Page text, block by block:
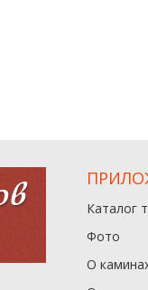
Каталог
Фото
О